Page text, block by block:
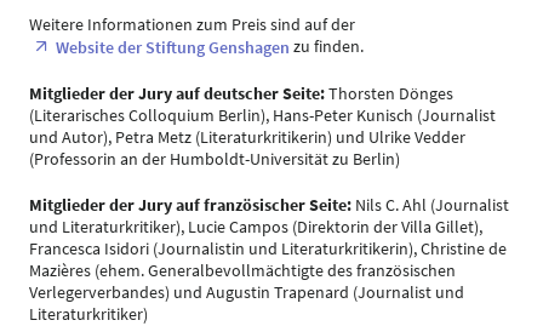
Weitere Informationen zum Preis sind auf der
Website der Stiftung Genshagen zu finden.
Mitglieder der Jury auf deutscher Seite:Thorsten Dönges
(Literarisches Colloquium Berlin), Hans-Peter Kunisch (Journalist
und Autor), Petra Metz (Literaturkritikerin) und Ulrike Vedder
(Professorin an der Humboldt-Universität zu Berlin)
Mitglieder der Jury auf französischer Seite: Nils C. Ahl (Journalist
und Literaturkritiker), Lucie Campos (Direktorin der Villa Gillet),
Francesca Isidori (Journalistin und Literaturkritikerin), Christine de
Mazières (ehem. Generalbevollmächtigte des französischen
Verlegerverbandes) und Augustin Trapenard (Journalist und
Literaturkritiker)